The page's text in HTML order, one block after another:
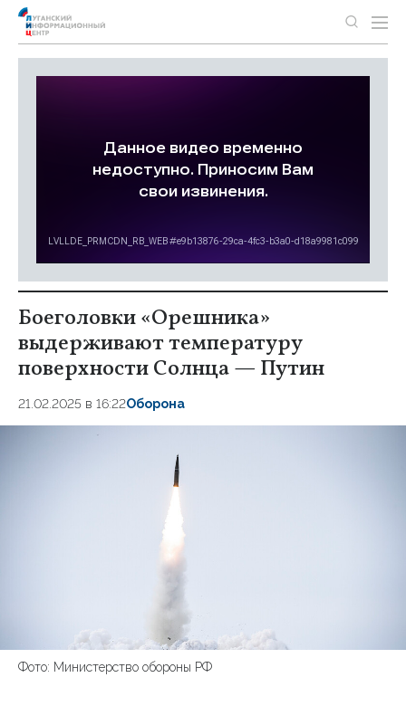
Боеголовки «Орешника»
выдерживают температуру
поверхности Солнца — Путин
21.02.2025 в 16:22Оборона
Фото: Министерство обороны РФ